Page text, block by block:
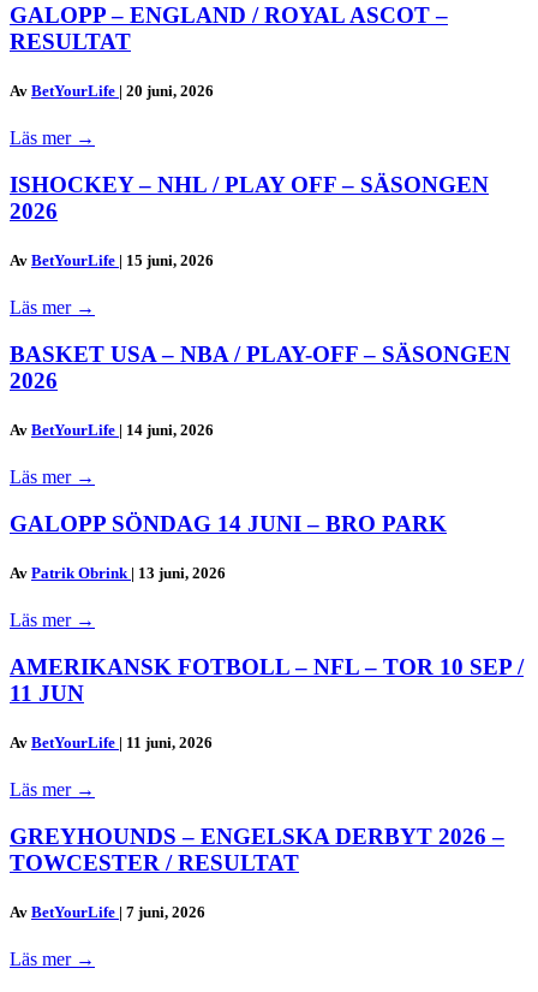
GALOPP – ENGLAND / ROYAL ASCOT –
RESULTAT
Av BetYourLife | 20 juni, 2026
Läs mer →
ISHOCKEY – NHL / PLAY OFF – SÄSONGEN
2026
Av BetYourLife | 15 juni, 2026
Läs mer →
BASKET USA – NBA / PLAY-OFF – SÄSONGEN
2026
Av BetYourLife | 14 juni, 2026
Läs mer →
GALOPP SÖNDAG 14 JUNI – BRO PARK
Av Patrik Obrink | 13 juni, 2026
Läs mer →
AMERIKANSK FOTBOLL – NFL – TOR 10 SEP /
11 JUN
Av BetYourLife | 11 juni, 2026
Läs mer →
GREYHOUNDS – ENGELSKA DERBYT 2026 –
TOWCESTER / RESULTAT
Av BetYourLife | 7 juni, 2026
Läs mer →